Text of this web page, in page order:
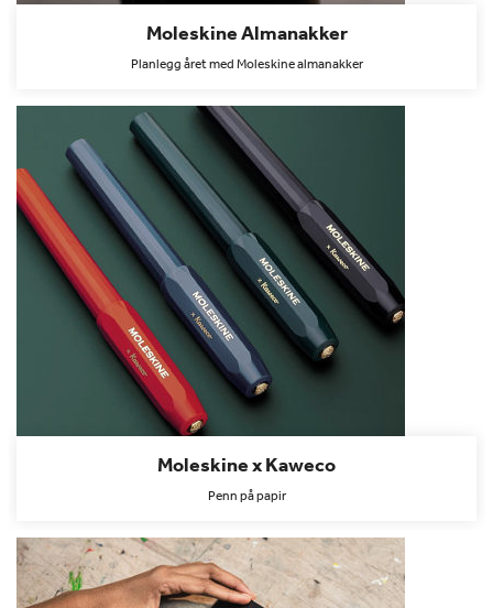
Moleskine Almanakker
Planlegg året med Moleskine almanakker
Moleskine x Kaweco
Penn på papir